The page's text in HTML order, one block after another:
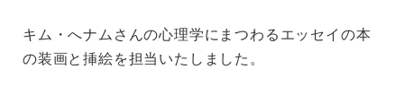
キム・へナムさんの心理学にまつわるエッセイの本
の装画と挿絵を担当いたしました。